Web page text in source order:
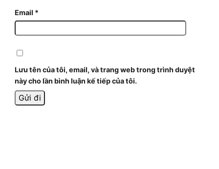
Email *
Lưu tên của tôi, email, và trang web trong trình duyệt
này cho lần bình luận kế tiếp của tôi.